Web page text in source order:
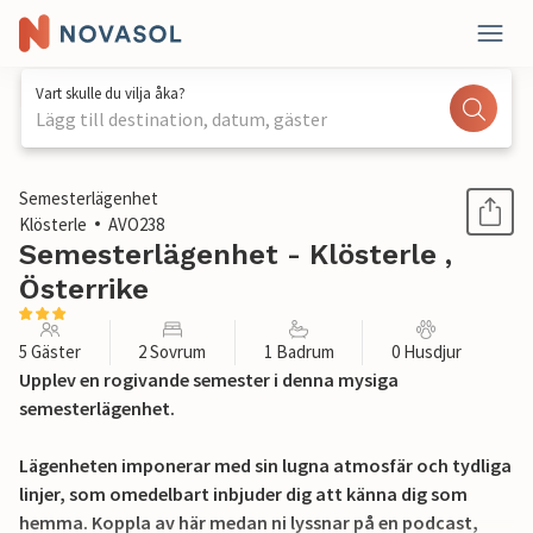
Vart skulle du vilja åka?
Lägg till destination, datum, gäster
1 / 11
Semesterlägenhet
Klösterle
AVO238
Semesterlägenhet - Klösterle ,
Österrike
5 Gäster 2 Sovrum 1 Badrum 0 Husdjur
Upplev en rogivande semester i denna mysiga
semesterlägenhet.
Lägenheten imponerar med sin lugna atmosfär och tydliga
linjer, som omedelbart inbjuder dig att känna dig som
hemma. Koppla av här medan ni lyssnar på en podcast,